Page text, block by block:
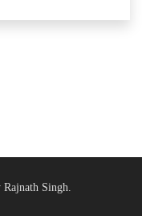
Singh.